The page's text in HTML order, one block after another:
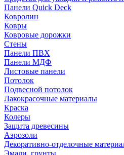
Панели Quick Deck
Ковролин
Ковры
Ковровые дорожки
Стены
Панели ПВХ
Панели МДФ
Листовые панели
Потолок
Подвесной потолок
Лакокрасочные материалы
Краска
Колеры
Защита древесины
Аэрозоли
Декоративно-отделочные
Эмали, грунты